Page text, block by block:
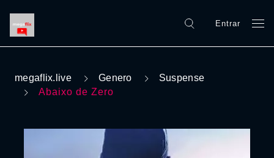
Entrar
megaflix.live Genero
Suspense
Abaixo de Zero